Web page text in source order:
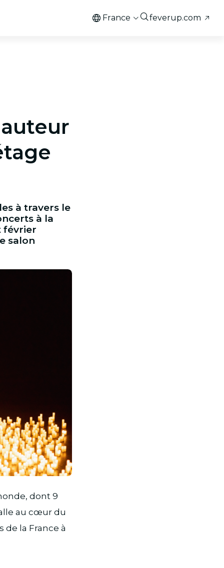
France feverup.com
à travers le
à la
février
salon
dont 9
au cœur du
la France à